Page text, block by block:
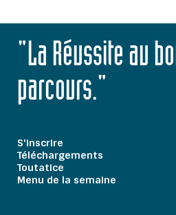
"La Réussite au
parcours."
S'inscrire
Téléchargements
Toutatice
Menu de la semaine